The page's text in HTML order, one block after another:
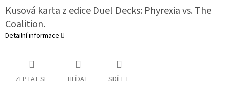
Kusová karta z edice Duel Decks: Phyrexia vs. The
Coalition.
Detailní informace
ZEPTAT SE HLÍDAT SDÍLET